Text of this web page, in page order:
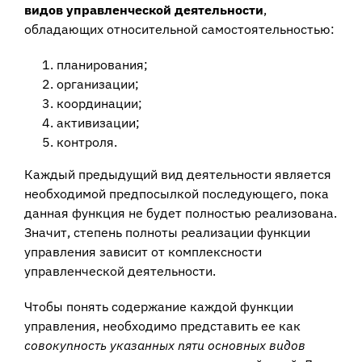
видов управленческой деятельности,
обладающих относительной самостоятельностью:
планирования;
организации;
координации;
активизации;
контроля.
Каждый предыдущий вид деятельности является
необходимой предпосылкой последующего, пока
данная функция не будет полностью реализована.
Значит, степень полноты реализации функции
управления зависит от комплексности
управленческой деятельности.
Чтобы понять содержание каждой функции
управления, необходимо представить ее как
совокупность указанных пяти основных видов